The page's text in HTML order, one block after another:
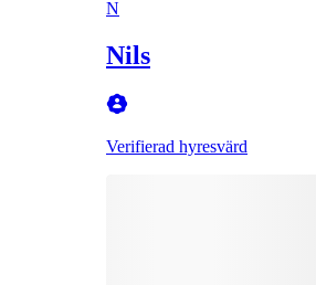
N
Nils
Verifierad hyresvärd